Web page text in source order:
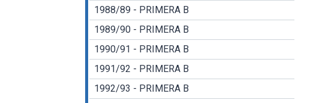
1988/89 - PRIMERA B
1989/90 - PRIMERA B
1990/91 - PRIMERA B
1991/92 - PRIMERA B
1992/93 - PRIMERA B